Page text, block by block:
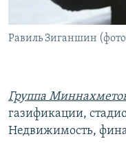
Равиль Зиганшин
Группа
газификации,
Недвижимость,